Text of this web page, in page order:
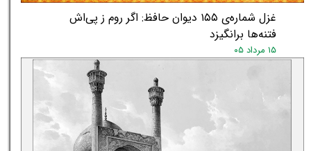
غزل شماره‌ی ۱۵۵ دیوان حافظ: اگر روم ز پی‌اش
فتنه‌ها برانگیزد
۱۵ مرداد ۰۵